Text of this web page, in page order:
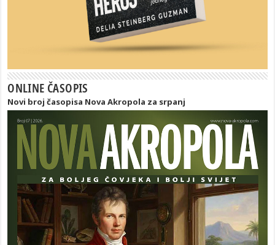
ONLINE ČASOPIS
Novi broj časopisa Nova Akropola za srpanj